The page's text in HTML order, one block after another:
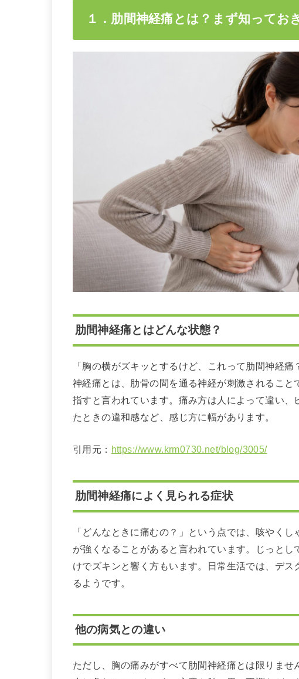
１．肋間神経痛とは？まず知ってお
肋間神経痛とはどんな状態？
「胸の横がズキッとするけど、これって肋間神経
神経痛とは、肋骨の間を通る神経が刺激されるこ
指すと言われています。痛み方は人によって違い
たときの違和感など、感じ方に幅があります。
引用元： https://www.krm0730.net/blog/3005/
肋間神経痛によく見られる症状
「どんなときに痛むの？」という点では、咳やく
が強くなることがあると言われています。じっと
けでズキンと響く方もいます。日常生活では、デ
るようです。
他の病気との違い
ただし、胸の痛みがすべて肋間神経痛とは限りま